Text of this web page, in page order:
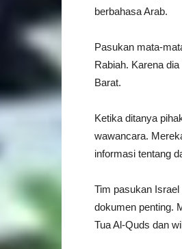
berbahasa Arab.
Pasukan mata-
Rabiah. Karena
Barat.
Ketika ditanya
wawancara.
informasi tentang
Tim pasukan
dokumen penting.
Tua Al-Quds dan